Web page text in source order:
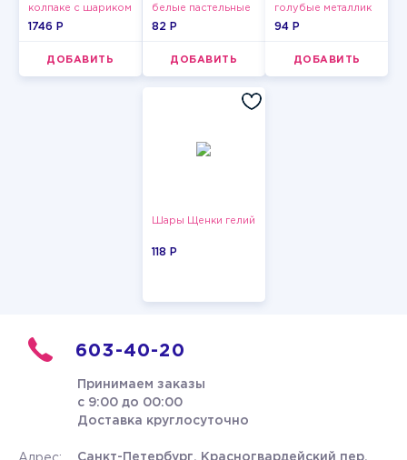
колпаке с шариком
1746 P
ДОБАВИТЬ
белые пастельные
82 P
ДОБАВИТЬ
голубые металлик
94 P
ДОБАВИТЬ
Шары Щенки гелий
118 P
603-40-20
Принимаем заказы
с 9:00 до 00:00
Доставка круглосуточно
Санкт-Петербург, Красногвардейский пер.